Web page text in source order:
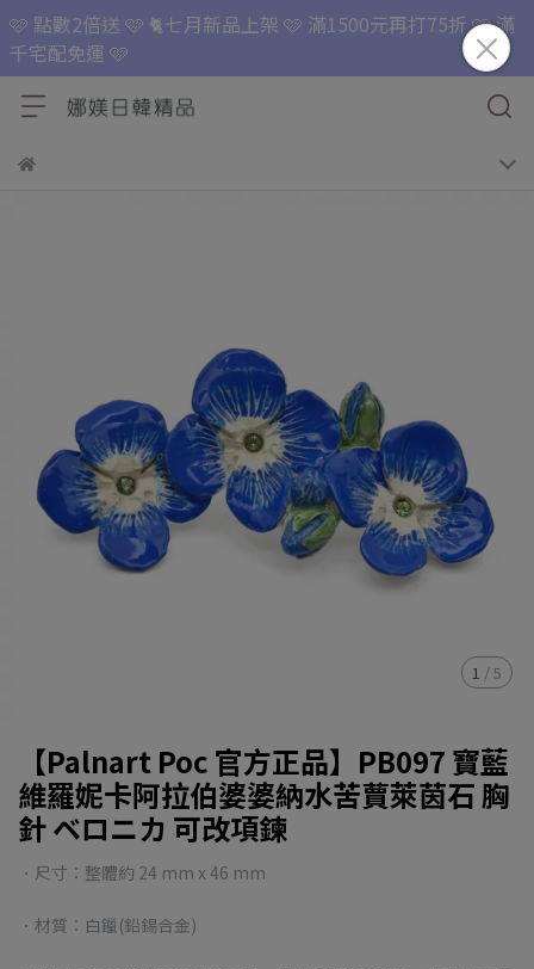
🩷 點數2倍送 🩷 🐈七月新品上架 🩷 滿1500元再打75折 🩷 滿
千宅配免運 🩷
1 /5
【Palnart Poc 官方正品】PB097 寶藍
維羅妮卡阿拉伯婆婆納水苦蕒萊茵石 胸
針 ベロニカ 可改項鍊
．尺寸：整體約 24 mm x 46 mm
．材質：白鑞(鉛錫合金)